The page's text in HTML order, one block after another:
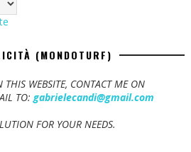
(MONDOTURF)
WEBSITE, CONTACT ME ON
TO:gabrielecandi@gmail.com
FOR YOUR NEEDS.